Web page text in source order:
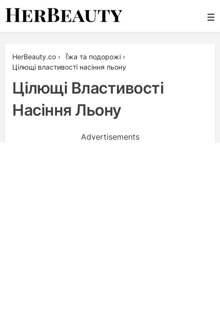
Skip
☰
HerBeauty.co › Ї́жа та подорожі ›
Цілющі властивості насіння льону
Цілющі Властивості
Насіння Льону
Advertisements